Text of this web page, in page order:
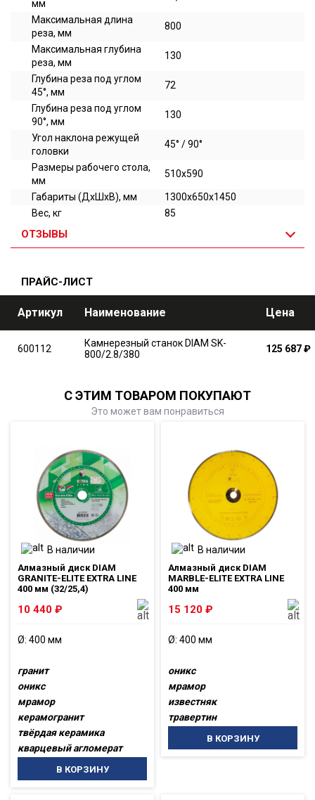
мм
Максимальная длина
реза, мм
800
Максимальная глубина
реза, мм
130
Глубина реза под углом
45°, мм
72
Глубина реза под углом
90°, мм
130
Угол наклона режущей
головки
45° / 90°
Размеры рабочего стола,
мм
510x590
Габариты (ДхШхВ), мм
1300х650х1450
Вес, кг
85
ОТЗЫВЫ
ПРАЙС-ЛИСТ
Артикул Наименование Цена
600112
Камнерезный станок DIAM SK-
800/2.8/380
125 687₽
С ЭТИМ ТОВАРОМ ПОКУПАЮТ
Это может вам понравиться
В наличии
Алмазный диск DIAM
GRANITE-ELITE EXTRA LINE
400 мм (32/25,4)
10 440 ₽
Ø: 400 мм
гранит
оникс
мрамор
керамогранит
твёрдая керамика
кварцевый агломерат
В КОРЗИНУ
В наличии
Алмазный диск DIAM
MARBLE-ELITE EXTRA LINE
400 мм
15 120 ₽
Ø: 400 мм
оникс
мрамор
известняк
травертин
В КОРЗИНУ